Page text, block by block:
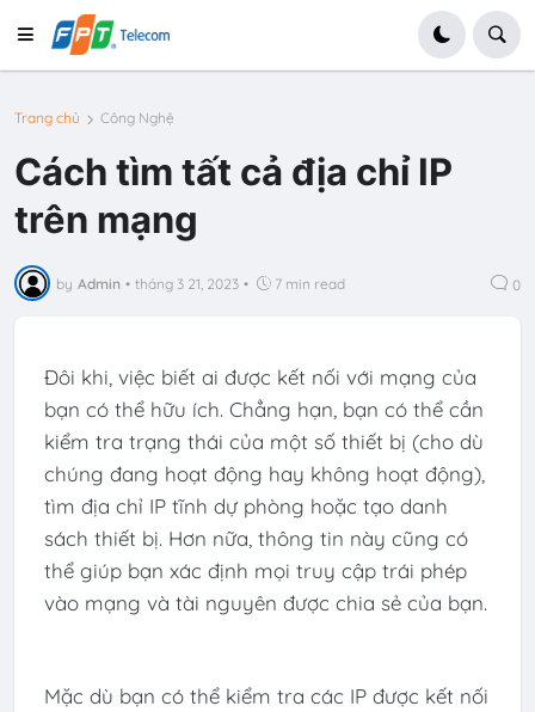
Trang chủ Công Nghệ
Cách tìm tất cả địa chỉ IP
trên mạng
by Admin • tháng 3 21, 2023 • 7 min read 0
Đôi khi, việc biết ai được kết nối với mạng của
bạn có thể hữu ích. Chẳng hạn, bạn có thể cần
kiểm tra trạng thái của một số thiết bị (cho dù
chúng đang hoạt động hay không hoạt động),
tìm địa chỉ IP tĩnh dự phòng hoặc tạo danh
sách thiết bị. Hơn nữa, thông tin này cũng có
thể giúp bạn xác định mọi truy cập trái phép
vào mạng và tài nguyên được chia sẻ của bạn.
Mặc dù bạn có thể kiểm tra các IP được kết nối